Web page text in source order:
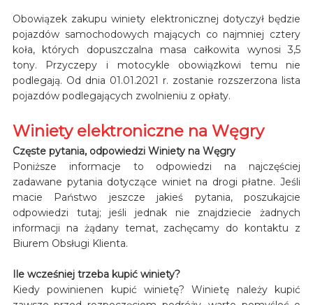
Obowiązek zakupu winiety elektronicznej dotyczył będzie
pojazdów samochodowych mających co najmniej cztery
koła, których dopuszczalna masa całkowita wynosi 3,5
tony. Przyczepy i motocykle obowiązkowi temu nie
podlegają. Od dnia 01.01.2021 r. zostanie rozszerzona lista
pojazdów podlegających zwolnieniu z opłaty.
Winiety elektroniczne na Węgry
Częste pytania, odpowiedzi Winiety na Węgry
Poniższe informacje to odpowiedzi na najczęściej
zadawane pytania dotyczące winiet na drogi płatne. Jeśli
macie Państwo jeszcze jakieś pytania, poszukajcie
odpowiedzi tutaj; jeśli jednak nie znajdziecie żadnych
informacji na żądany temat, zachęcamy do kontaktu z
Biurem Obsługi Klienta.
Ile wcześniej trzeba kupić winiety?
Kiedy powinienen kupić winietę? Winietę należy kupić